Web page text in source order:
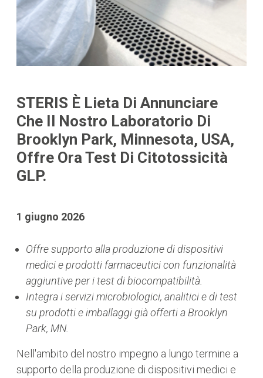
STERIS È Lieta Di Annunciare
Che Il Nostro Laboratorio Di
Brooklyn Park, Minnesota, USA,
Offre Ora Test Di Citotossicità
GLP.
1 giugno 2026
Offre supporto alla produzione di dispositivi
medici e prodotti farmaceutici con funzionalità
aggiuntive per i test di biocompatibilità.
Integra i servizi microbiologici, analitici e di test
su prodotti e imballaggi già offerti a Brooklyn
Park, MN.
Nell'ambito del nostro impegno a lungo termine a
supporto della produzione di dispositivi medici e